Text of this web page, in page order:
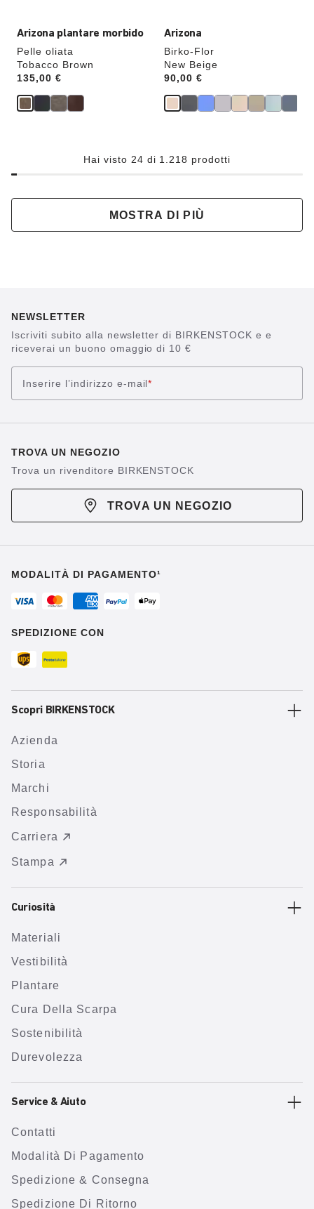
Arizona plantare morbido
Pelle oliata
Tobacco Brown
Price:
135,00 €
Arizona
Birko-Flor
New Beige
Price:
90,00 €
Hai visto 24 di 1.218 prodotti
MOSTRA DI PIÙ
NEWSLETTER
Iscriviti subito alla newsletter di BIRKENSTOCK e e
riceverai un buono omaggio di 10 €
Inserire l’indirizzo e-mail*
TROVA UN NEGOZIO
Trova un rivenditore BIRKENSTOCK
TROVA UN NEGOZIO
MODALITÀ DI PAGAMENTO¹
SPEDIZIONE CON
Scopri BIRKENSTOCK
Azienda
Storia
Marchi
Responsabilità
Carriera
Stampa
Curiosità
Materiali
Vestibilità
Plantare
Cura Della Scarpa
Sostenibilità
Durevolezza
Service & Aiuto
Contatti
Modalità Di Pagamento
Spedizione & Consegna
Spedizione Di Ritorno